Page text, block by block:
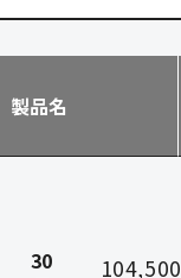
製品名
30
104,500